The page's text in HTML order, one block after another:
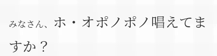
みなさん、
ホ・オポノポノ唱えてま
すか？